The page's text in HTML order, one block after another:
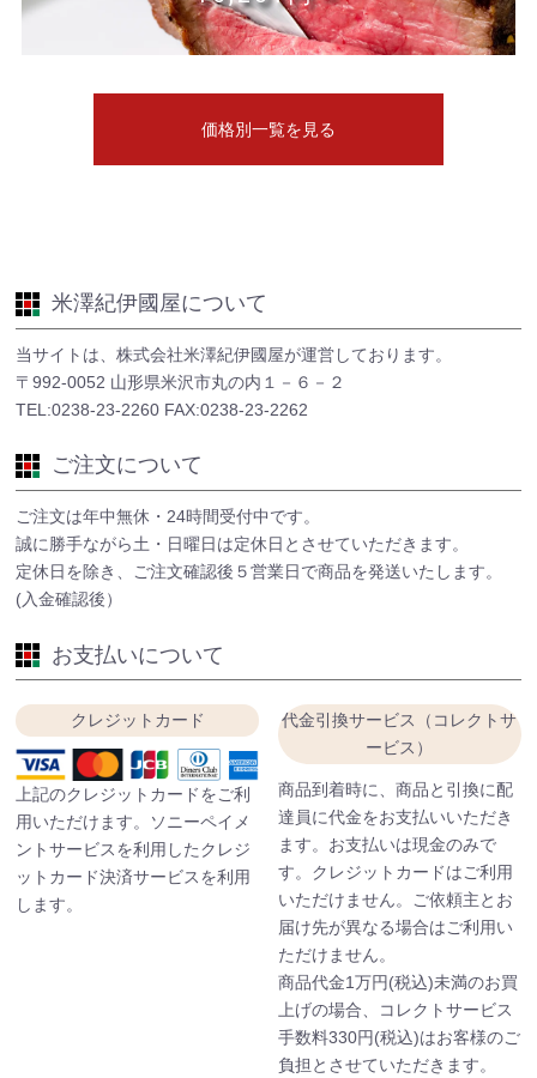
価格別一覧を見る
米澤紀伊國屋について
当サイトは、株式会社米澤紀伊國屋が運営しております。
〒992-0052 山形県米沢市丸の内１－６－２
TEL:0238-23-2260 FAX:0238-23-2262
ご注文について
ご注文は年中無休・24時間受付中です。
誠に勝手ながら土・日曜日は定休日とさせていただきます。
定休日を除き、ご注文確認後５営業日で商品を発送いたします。
(入金確認後）
お支払いについて
クレジットカード
上記のクレジットカードをご利
用いただけます。ソニーペイメ
ントサービスを利用したクレジ
ットカード決済サービスを利用
します。
代金引換サービス（コレクトサ
ービス）
商品到着時に、商品と引換に配
達員に代金をお支払いいただき
ます。お支払いは現金のみで
す。クレジットカードはご利用
いただけません。ご依頼主とお
届け先が異なる場合はご利用い
ただけません。
商品代金1万円(税込)未満のお買
上げの場合、コレクトサービス
手数料330円(税込)はお客様のご
負担とさせていただきます。